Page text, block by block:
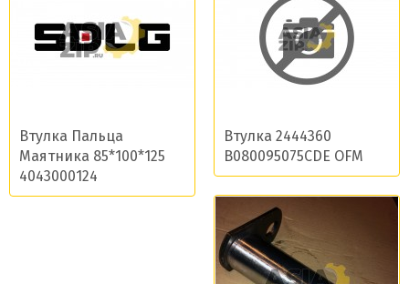
Втулка Пальца
Маятника 85*100*125
4043000124
Втулка 2444360
B080095075CDE OFM